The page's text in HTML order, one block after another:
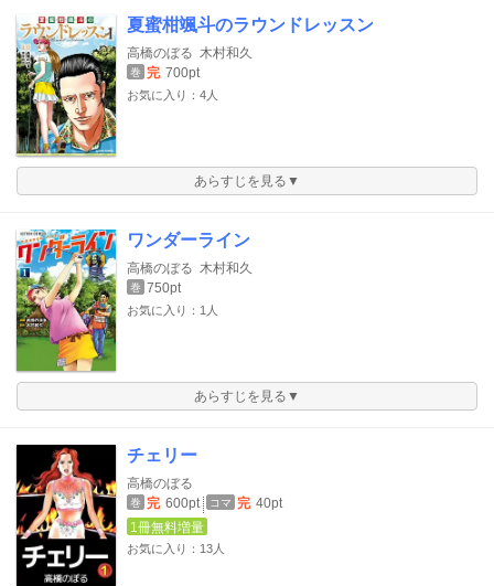
夏蜜柑颯斗のラウンドレッスン
高橋のぼる 木村和久
巻 完 700pt
お気に入り：4人
あらすじを見る▼
ワンダーライン
高橋のぼる 木村和久
巻 750pt
お気に入り：1人
あらすじを見る▼
チェリー
高橋のぼる
巻 完 600pt コマ 完 40pt
1冊無料増量
お気に入り：13人